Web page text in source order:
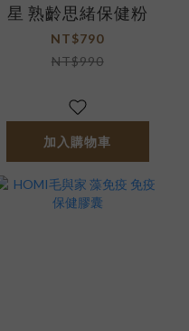
星 熟齡思緒保健粉
NT$790
NT$990
加入購物車